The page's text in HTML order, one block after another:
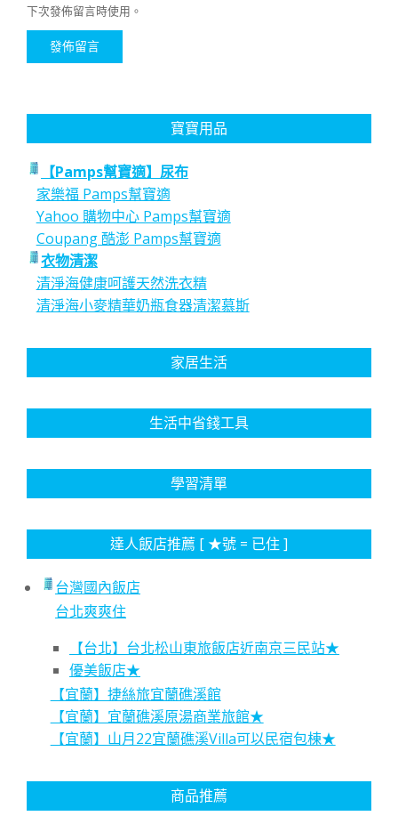
下次發佈留言時使用。
寶寶用品
【Pamps幫寶適】尿布
家樂福 Pamps幫寶適
Yahoo 購物中心 Pamps幫寶適
Coupang 酷澎 Pamps幫寶適
衣物清潔
清淨海健康呵護天然洗衣精
清淨海小麥精華奶瓶食器清潔慕斯
家居生活
生活中省錢工具
學習清單
達人飯店推薦 [ ★號 = 已住 ]
台灣國內飯店
台北爽爽住
【台北】台北松山東旅飯店近南京三民站★
優美飯店★
【宜蘭】捷絲旅宜蘭礁溪館
【宜蘭】宜蘭礁溪原湯商業旅館★
【宜蘭】山月22宜蘭礁溪Villa可以民宿包棟★
商品推薦